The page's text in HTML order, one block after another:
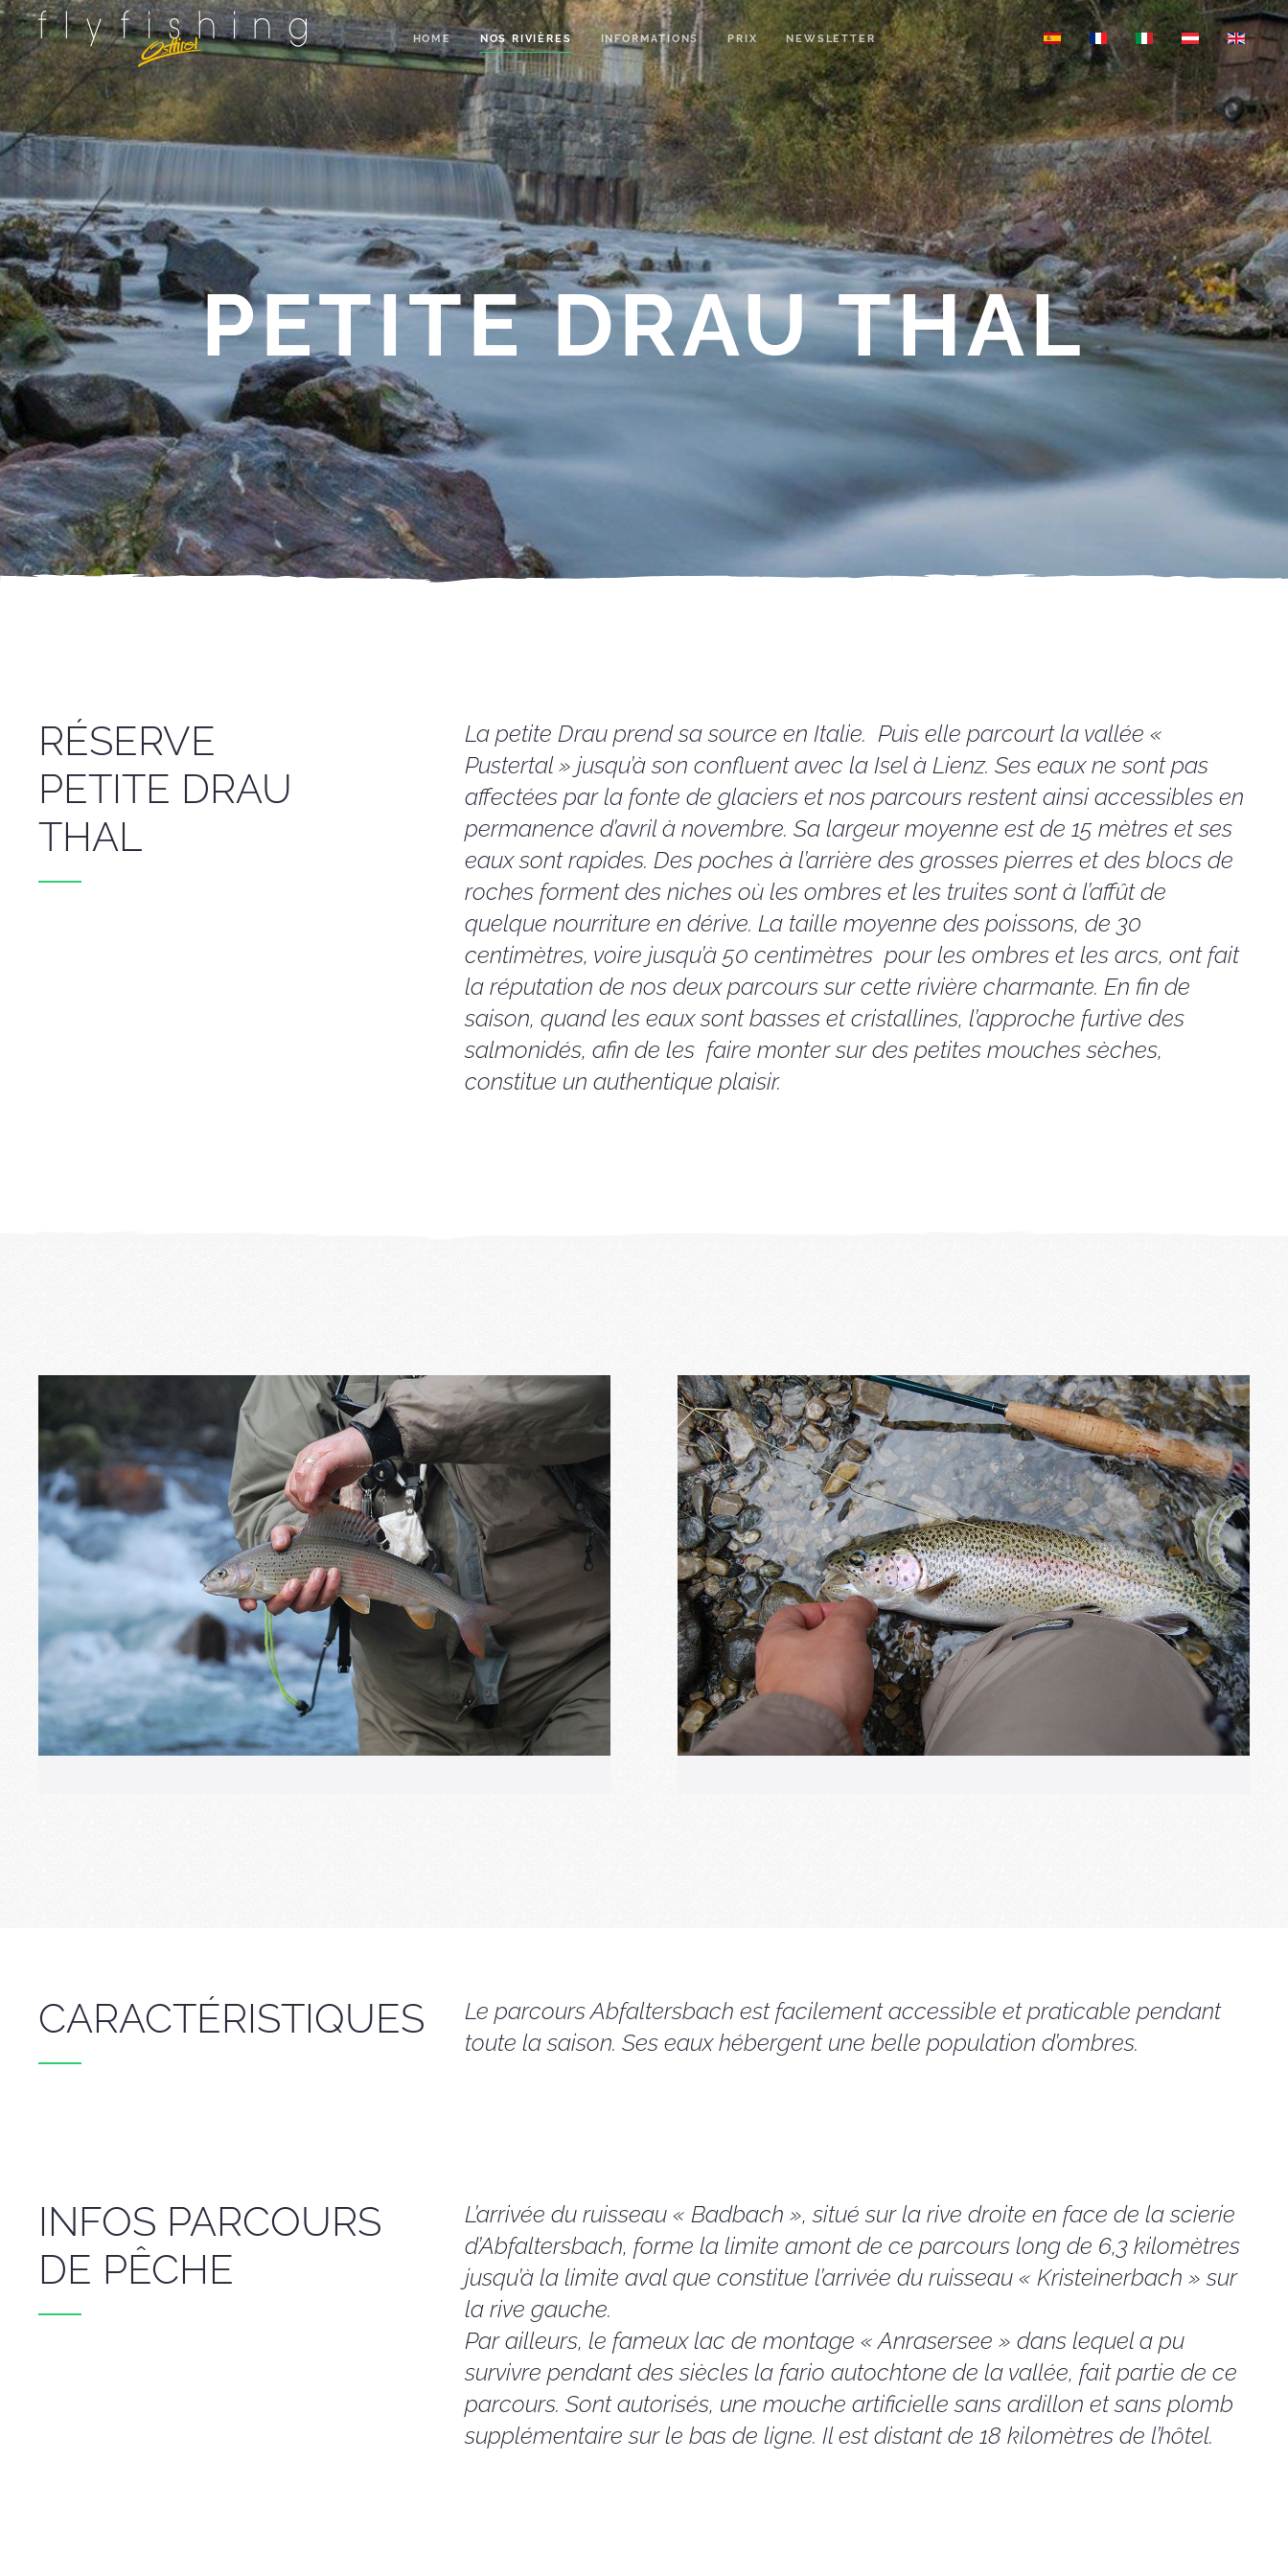
HOME NOS RIVIÈRES INFORMATIONS PRIX NEWSLETTER
PETITE DRAU THAL
RÉSERVE
PETITE DRAU
THAL
La petite Drau prend sa source en Italie. Puis elle parcourt la vallée «
Pustertal » jusqu’à son confluent avec la Isel à Lienz. Ses eaux ne sont pas
affectées par la fonte de glaciers et nos parcours restent ainsi accessibles en
permanence d’avril à novembre. Sa largeur moyenne est de 15 mètres et ses
eaux sont rapides. Des poches à l’arrière des grosses pierres et des blocs de
roches forment des niches où les ombres et les truites sont à l’affût de
quelque nourriture en dérive. La taille moyenne des poissons, de 30
centimètres, voire jusqu’à 50 centimètres pour les ombres et les arcs, ont fait
la réputation de nos deux parcours sur cette rivière charmante. En fin de
saison, quand les eaux sont basses et cristallines, l’approche furtive des
salmonidés, afin de les faire monter sur des petites mouches sèches,
constitue un authentique plaisir.
CARACTÉRISTIQUES
Le parcours Abfaltersbach est facilement accessible et praticable pendant
toute la saison. Ses eaux hébergent une belle population d’ombres.
INFOS PARCOURS
DE PÊCHE
L’arrivée du ruisseau « Badbach », situé sur la rive droite en face de la scierie
d’Abfaltersbach, forme la limite amont de ce parcours long de 6,3 kilomètres
jusqu’à la limite aval que constitue l’arrivée du ruisseau « Kristeinerbach » sur
la rive gauche.
Par ailleurs, le fameux lac de montage « Anrasersee » dans lequel a pu
survivre pendant des siècles la fario autochtone de la vallée, fait partie de ce
parcours. Sont autorisés, une mouche artificielle sans ardillon et sans plomb
supplémentaire sur le bas de ligne. Il est distant de 18 kilomètres de l’hôtel.